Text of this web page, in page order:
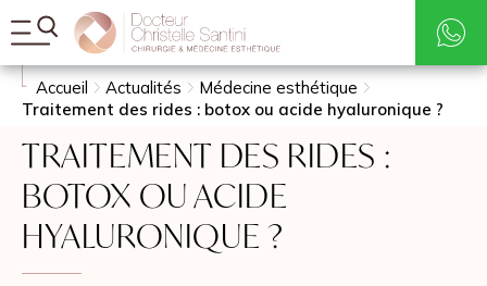
Tarifs
Rechercher
Accueil Actualités
Médecine esthétique
Traitement des rides : botox ou acide hyaluronique ?
TRAITEMENT DES RIDES :
BOTOX OU ACIDE
HYALURONIQUE ?